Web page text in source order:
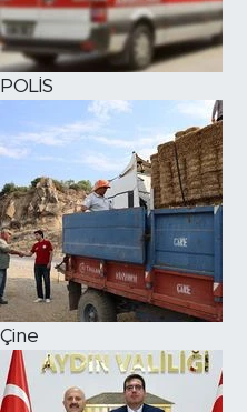
POLİS
Çine